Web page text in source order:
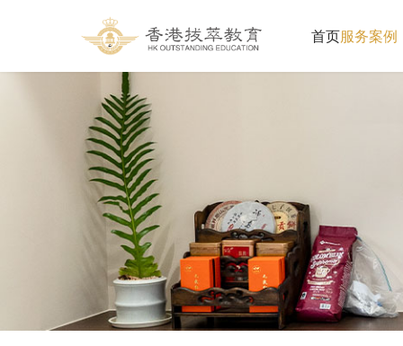
首页服务案例